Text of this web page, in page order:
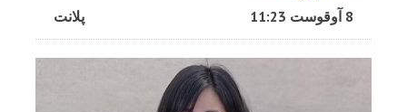
پلانت 8 آوقوست 11:23